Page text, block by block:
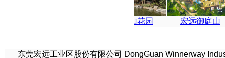
帝庭山花园 宏远御庭山
东莞宏远工业区股份有限公司 DongGuan Winnerway